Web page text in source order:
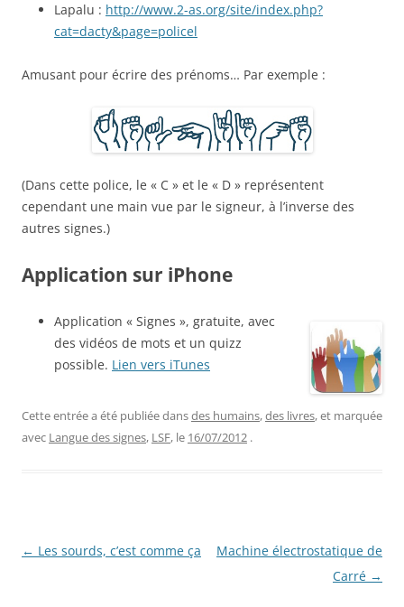
Lapalu : http://www.2-as.org/site/index.php?
cat=dacty&page=policel
Amusant pour écrire des prénoms… Par exemple :
(Dans cette police, le « C » et le « D » représentent
cependant une main vue par le signeur, à l’inverse des
autres signes.)
Application sur iPhone
Application « Signes », gratuite, avec
des vidéos de mots et un quizz
possible. Lien vers iTunes
Cette entrée a été publiée dansdes humains,des livres, et marquée
avec Langue des signes, LSF, le 16/07/2012 .
Navigation
← Les sourds, c’est comme ça
Machine électrostatique de
Carré →